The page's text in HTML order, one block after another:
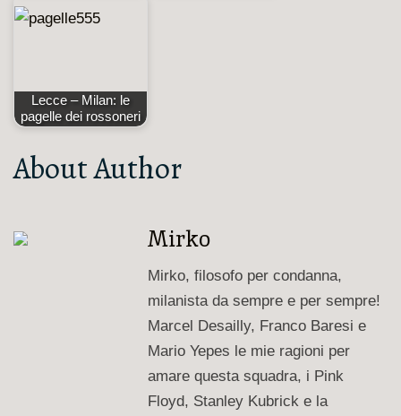
Lecce – Milan: le
pagelle dei rossoneri
About Author
Mirko
Mirko, filosofo per condanna,
milanista da sempre e per sempre!
Marcel Desailly, Franco Baresi e
Mario Yepes le mie ragioni per
amare questa squadra, i Pink
Floyd, Stanley Kubrick e la